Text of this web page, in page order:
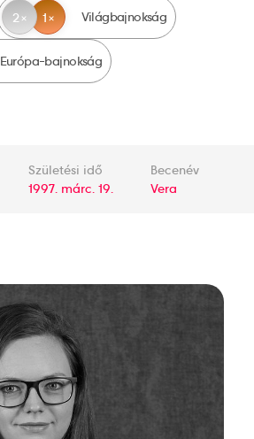
2 1 Világbajnokság
Európa-bajnokság
Születési idő
1997. márc. 19.
Becenév
Vera